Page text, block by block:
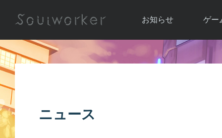
お知らせ
お知らせ一覧
ゲー
ソウ
ニュース